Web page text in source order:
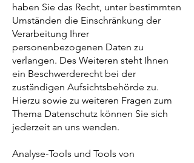
haben Sie das Recht, unter bestimmten
Umständen die Einschränkung der
Verarbeitung Ihrer
personenbezogenen Daten zu
verlangen. Des Weiteren steht Ihnen
ein Beschwerderecht bei der
zuständigen Aufsichtsbehörde zu.
Hierzu sowie zu weiteren Fragen zum
Thema Datenschutz können Sie sich
jederzeit an uns wenden.
Analyse-Tools und Tools von